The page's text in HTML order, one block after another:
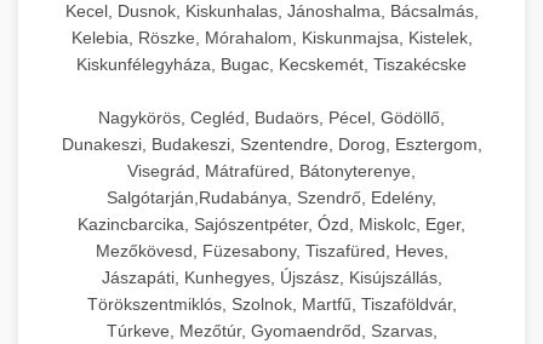
Kecel, Dusnok, Kiskunhalas, Jánoshalma, Bácsalmás,
Kelebia, Röszke, Mórahalom, Kiskunmajsa, Kistelek,
Kiskunfélegyháza, Bugac, Kecskemét, Tiszakécske
Nagykörös, Cegléd, Budaörs, Pécel, Gödöllő,
Dunakeszi, Budakeszi, Szentendre, Dorog, Esztergom,
Visegrád, Mátrafüred, Bátonyterenye,
Salgótarján,Rudabánya, Szendrő, Edelény,
Kazincbarcika, Sajószentpéter, Ózd, Miskolc, Eger,
Mezőkövesd, Füzesabony, Tiszafüred, Heves,
Jászapáti, Kunhegyes, Újszász, Kisújszállás,
Törökszentmiklós, Szolnok, Martfű, Tiszaföldvár,
Túrkeve, Mezőtúr, Gyomaendrőd, Szarvas,